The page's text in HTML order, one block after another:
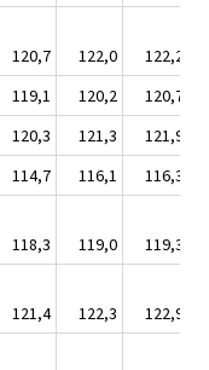
120,7 122,0
122,2
119,1 120,2
120,7
120,3 121,3
121,9
114,7 116,1
116,3
118,3 119,0
119,3
121,4 122,3
122,9